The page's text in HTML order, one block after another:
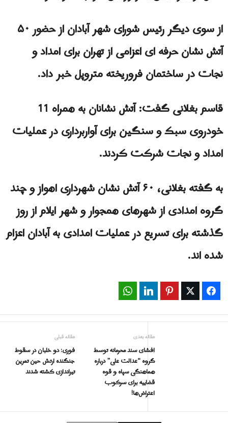
از سوی دیگر رئیس شورای شهر آبادان از حضور ۵۰
آتش نشان حرفه ای اعزامی از تهران برای امداد و
نجات در ساختمان فروریخته متروپل خبر داد.
قاسم بغلانی گفت: آتش نشانان به همراه 11
خودروی سبک و سنگین برای آواربرداری در عملیات
امداد و نجات شرکت کردند.
به گفته بغلانی، ۶۰ آتش نشان شهرداری اهواز و چند
گروه امدادی از شهرهای همجوار و شهر ایلام از روز
گذشته برای تسریع در عملیات امدادی به آبادان اعزام
شده اند.
Facebook
Twitter
Pinterest
LinkedIn
مقاله قبلی
فوری: دو خلبان در سقوط
جنگنده ارتش حین تمرین
تیراندازی کشته شدند
مقاله بعدی
افشای سند محرمانه توسط
گروه “عدالت علی” درباره
هماهنگی سپاه و قوه
قضاییه برای سرکوب
اعتراض‌ها!